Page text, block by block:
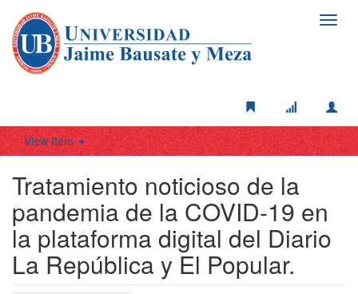
View Item
Tratamiento noticioso de la
pandemia de la COVID-19 en
la plataforma digital del Diario
La República y El Popular.